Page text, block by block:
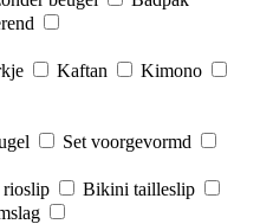
Kaftan
Kimono
Set voorgevormd
Bikini tailleslip